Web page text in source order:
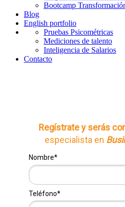
Bootcamp
Blog
English portfolio
Pruebas Psicométricas
Mediciones de talento
Inteligencia de Salarios
Contacto
Regístrate y serás
especialista en
Nombre*
Teléfono*